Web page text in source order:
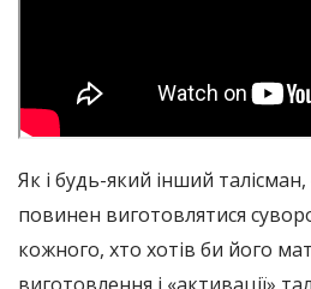
Як і будь-який інший
повинен виготовлятися
кожного, хто хотів би його